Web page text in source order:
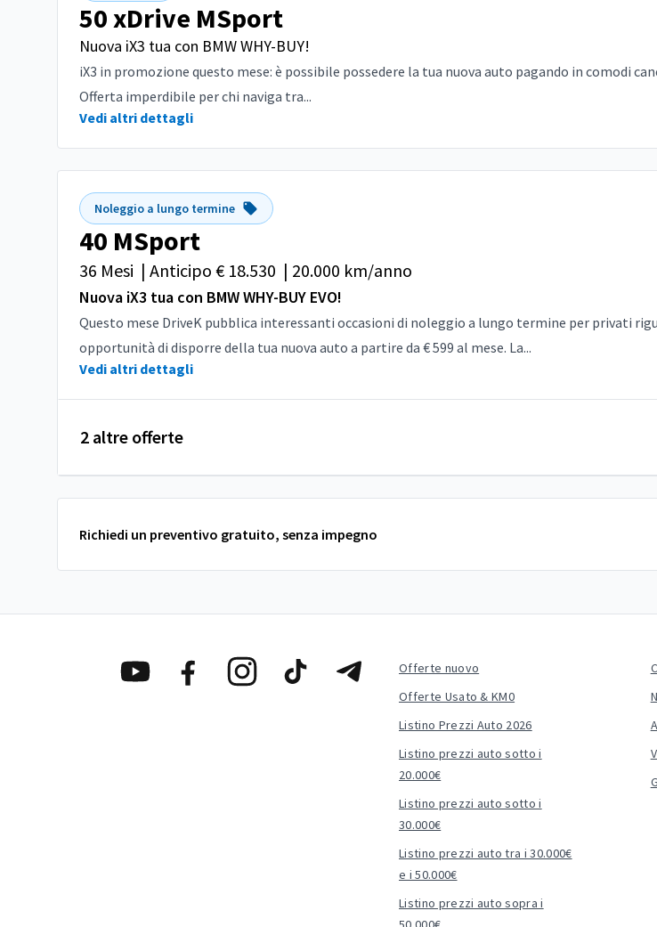
50 xDrive MSport
Nuova iX3 tua con BMW WHY-BUY!
iX3 in promozione questo mese: è possibile possedere la tua nuova auto pagando in comodi
Offerta imperdibile per chi naviga tra...
Vedi altri dettagli
Noleggio a lungo termine
40 MSport
36 Mesi | Anticipo € 18.530 | 20.000 km/anno
Nuova iX3 tua con BMW WHY-BUY EVO!
Questo mese DriveK pubblica interessanti occasioni di noleggio a lungo termine per privati
opportunità di disporre della tua nuova auto a partire da € 599 al mese. La...
Vedi altri dettagli
2 altre offerte
Richiedi un preventivo gratuito, senza impegno
Offerte nuovo
Offerte Usato & KM0
Listino Prezzi Auto 2026
Listino prezzi auto sotto i
20.000€
Listino prezzi auto sotto i
30.000€
Listino prezzi auto tra i 30.000€
e i 50.000€
Listino prezzi auto sopra i